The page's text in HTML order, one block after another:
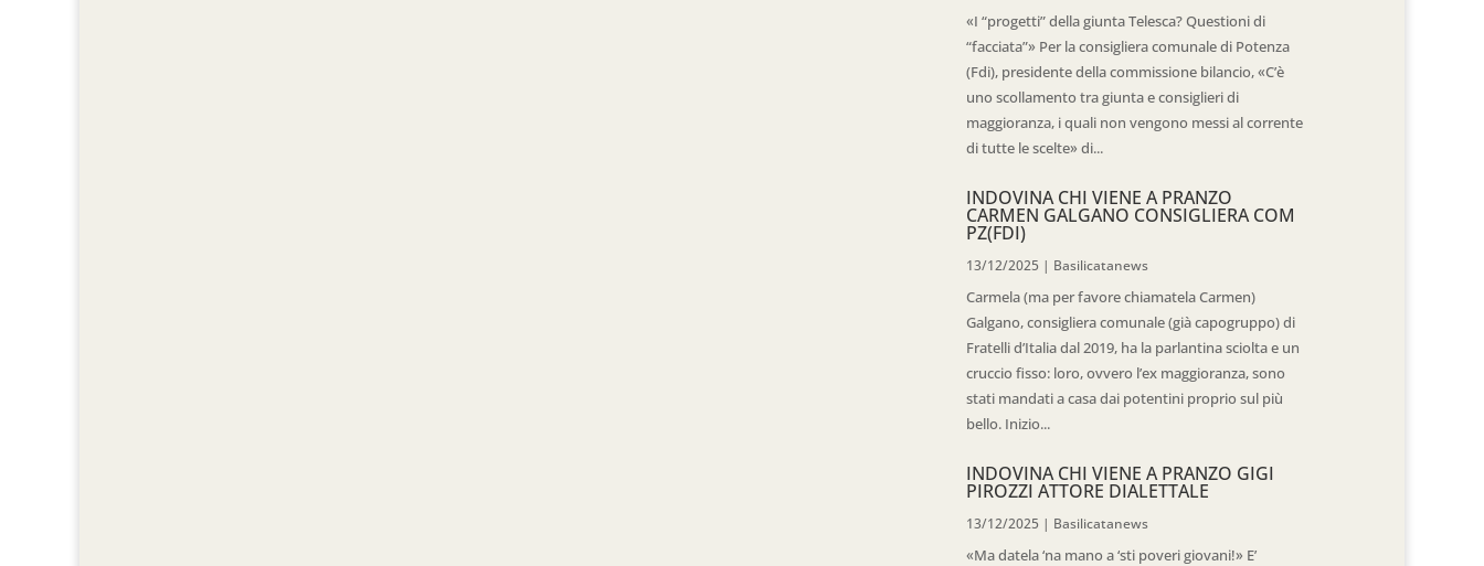
«I “progetti” della giunta Telesca? Questioni di
“facciata”» Per la consigliera comunale di Potenza
(Fdi), presidente della commissione bilancio, «C’è
uno scollamento tra giunta e consiglieri di
maggioranza, i quali non vengono messi al corrente
di tutte le scelte» di...
INDOVINA CHI VIENE A PRANZO
CARMEN GALGANO CONSIGLIERA COM
PZ(FDI)
13/12/2025 | Basilicatanews
Carmela (ma per favore chiamatela Carmen)
Galgano, consigliera comunale (già capogruppo) di
Fratelli d’Italia dal 2019, ha la parlantina sciolta e un
cruccio fisso: loro, ovvero l’ex maggioranza, sono
stati mandati a casa dai potentini proprio sul più
bello. Inizio...
INDOVINA CHI VIENE A PRANZO GIGI
PIROZZI ATTORE DIALETTALE
13/12/2025 | Basilicatanews
«Ma datela ‘na mano a ‘sti poveri giovani!» E’